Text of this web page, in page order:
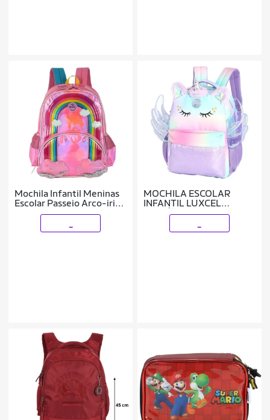
Mochila Infantil Meninas
Escolar Passeio Arco-iris
Up4you
MOCHILA ESCOLAR
INFANTIL LUXCEL
UNICÓRNIO ROXA -